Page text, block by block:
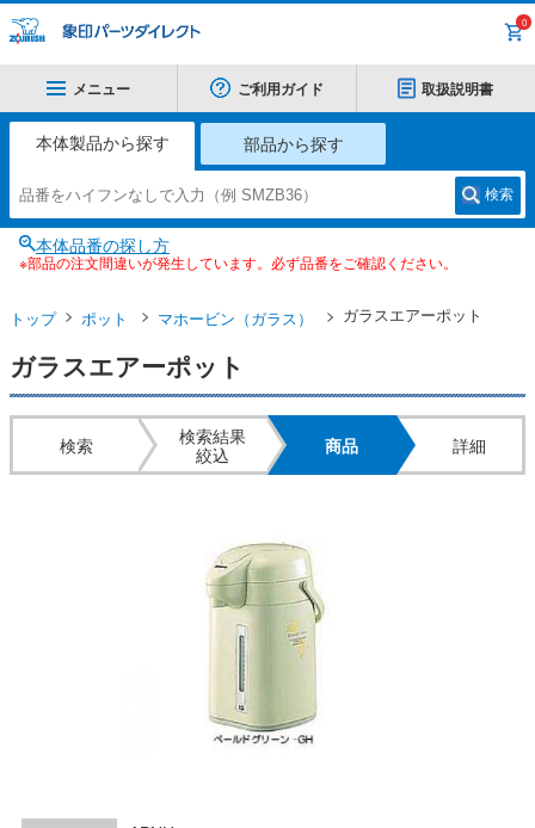
0
メニュー ご利用ガイド 取扱説明書
本体製品から探す 部品から探す
検索
本体品番の探し方
※部品の注文間違いが発生しています。必ず品番をご確認ください。
トップ ポット マホービン（ガラス） ガラスエアーポット
ガラスエアーポット
検索
検索結果
絞込
商品 詳細